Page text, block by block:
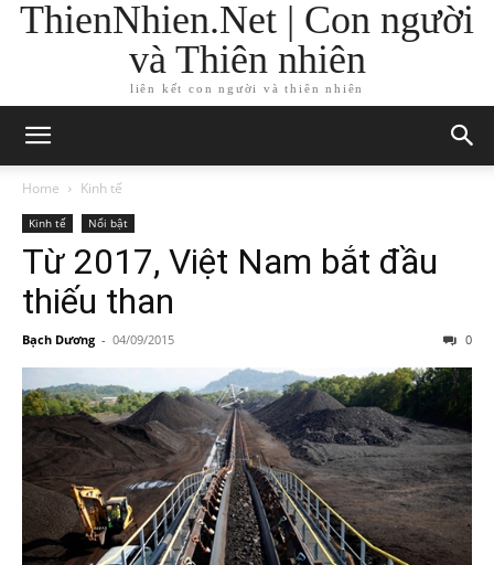
ThienNhien.Net | Con người
và Thiên nhiên
liên kết con người và thiên nhiên
Home Kinh tế
Kinh tế Nổi bật
Từ 2017, Việt Nam bắt đầu
thiếu than
Bạch Dương - 04/09/2015 0